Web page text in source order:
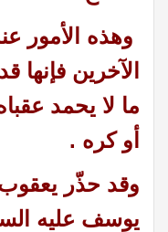
وهذه الأمور
الآخرين
ما لا يحمد
أو كره .
وقد حذّر يعقوب
يوسف عليه